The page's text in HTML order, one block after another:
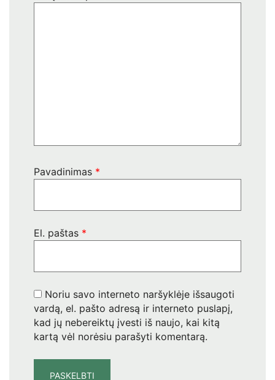
Pavadinimas *
El. paštas *
Noriu savo interneto naršyklėje išsaugoti
vardą, el. pašto adresą ir interneto puslapį,
kad jų nebereiktų įvesti iš naujo, kai kitą
kartą vėl norėsiu parašyti komentarą.